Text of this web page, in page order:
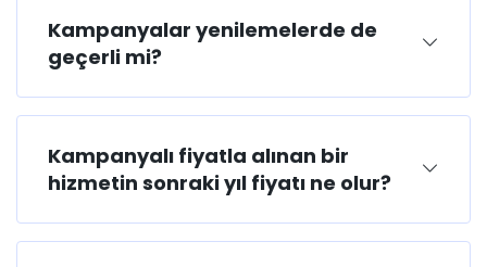
Kampanyalar yenilemelerde de
geçerli mi?
Kampanyalı fiyatla alınan bir
hizmetin sonraki yıl fiyatı ne olur?